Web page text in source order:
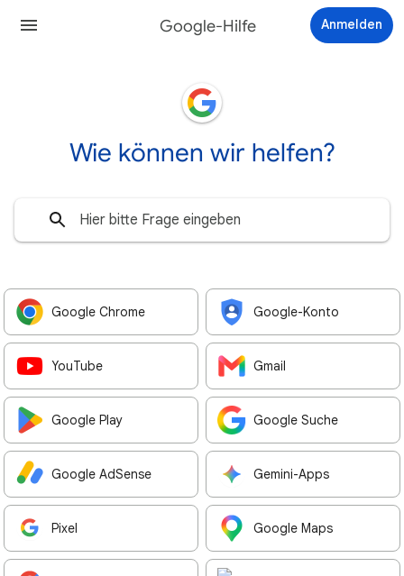
Google-Hilfe Anmelden
Wie können wir helfen?
Google Chrome Google-Konto
YouTube Gmail
Google Play Google Suche
Google AdSense Gemini-Apps
Pixel Google Maps